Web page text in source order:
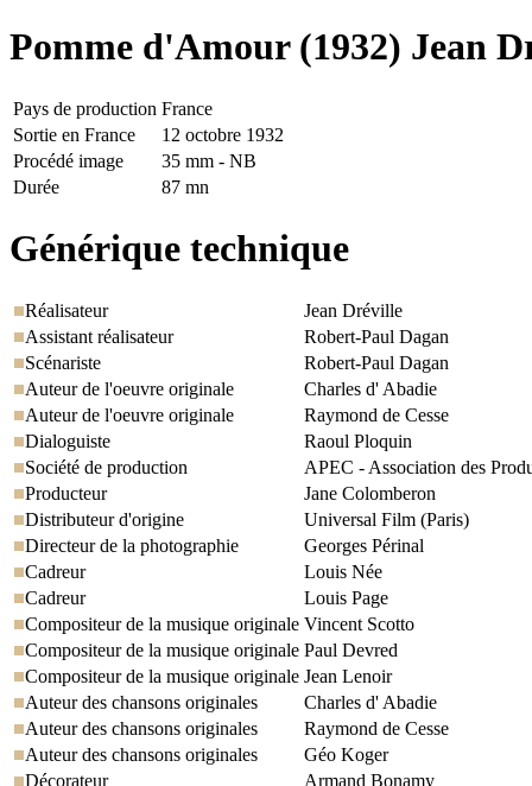
Pomme d'Amour (1932) Jean
Pays de production France
Sortie en France
12 octobre 1932
Procédé image
35 mm - NB
Durée
87 mn
Générique technique
Réalisateur
Jean Dréville
Assistant réalisateur
Robert-Paul Dagan
Scénariste
Robert-Paul Dagan
Auteur de l'oeuvre originale
Charles d' Abadie
Auteur de l'oeuvre originale
Raymond de Cesse
Dialoguiste
Raoul Ploquin
Société de production
APEC - Association des
Producteur
Jane Colomberon
Distributeur d'origine
Universal Film (Paris)
Directeur de la photographie
Georges Périnal
Cadreur
Louis Née
Cadreur
Louis Page
Compositeur de la musique originale Vincent Scotto
Compositeur de la musique originale Paul Devred
Compositeur de la musique originale Jean Lenoir
Auteur des chansons originales
Charles d' Abadie
Auteur des chansons originales
Raymond de Cesse
Auteur des chansons originales
Géo Koger
Décorateur
Armand Bonamy